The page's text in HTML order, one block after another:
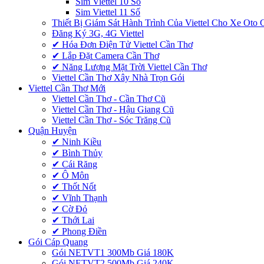
Sim Viettel 11 Số
Thiết Bị Giám Sát Hành Trình Của Viettel Cho Xe Oto
Đăng Ký 3G, 4G Viettel
✔‎ Hóa Đơn Điện Tử Viettel Cần Thơ
✔‎ Lắp Đặt Camera Cần Thơ
✔‎ Năng Lượng Mặt Trời Viettel Cần Thơ
Viettel Cần Thơ Xây Nhà Trọn Gói
Viettel Cần Thơ Mới
Viettel Cần Thơ - Cần Thơ Cũ
Viettel Cần Thơ - Hậu Giang Cũ
Viettel Cần Thơ - Sóc Trăng Cũ
Quận Huyện
✔ Ninh Kiều
✔ Bình Thủy
✔ Cái Răng
✔ Ô Môn
✔ Thốt Nốt
✔ Vĩnh Thạnh
✔ Cờ Đỏ
✔ Thới Lai
✔ Phong Điền
Gói Cáp Quang
Gói NETVT1 300Mb Giá 180K